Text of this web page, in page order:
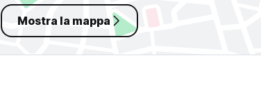
Mostra la mappa